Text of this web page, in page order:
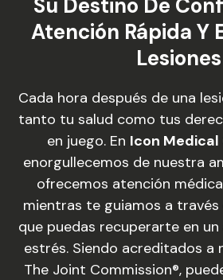
Su Destino De
Atención Rápida Y
Lesiones
Cada hora después de una
tanto tu salud como tus
en juego. En Icon
enorgullecemos de nuestra
ofrecemos atención
mientras te guiamos a
que puedas recuperarte en
estrés. Siendo acreditados a
The Joint Commission®,